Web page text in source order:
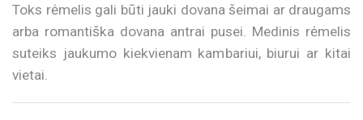
Toks rėmelis gali būti jauki dovana šeimai ar draugams
arba romantiška dovana antrai pusei. Medinis rėmelis
suteiks jaukumo kiekvienam kambariui, biurui ar kitai
vietai.